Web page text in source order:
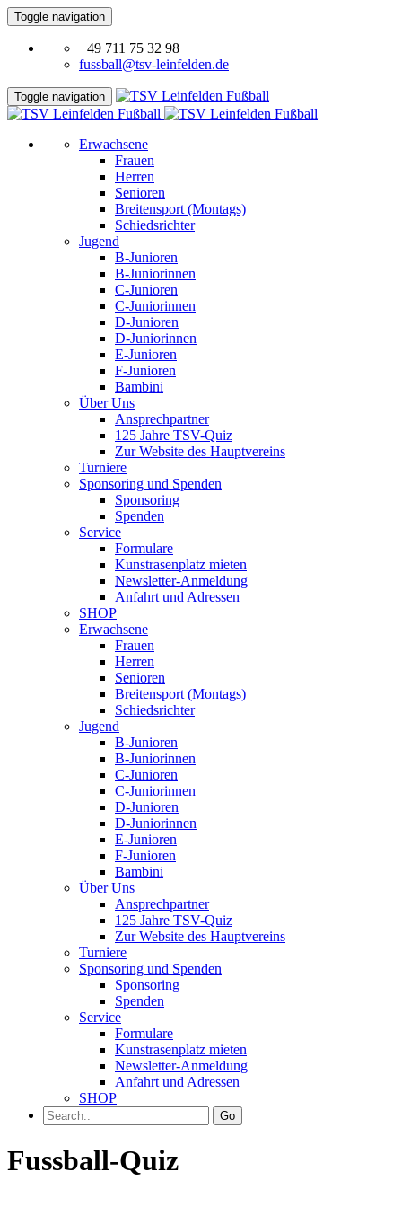
Toggle navigation
+49 711 75 32 98
fussball@tsv-leinfelden.de
Toggle navigation
Erwachsene
Frauen
Herren
Senioren
Breitensport (Montags)
Schiedsrichter
Jugend
B-Junioren
B-Juniorinnen
C-Junioren
C-Juniorinnen
D-Junioren
D-Juniorinnen
E-Junioren
F-Junioren
Bambini
Über Uns
Ansprechpartner
125 Jahre TSV-Quiz
Zur Website des Hauptvereins
Turniere
Sponsoring und Spenden
Sponsoring
Spenden
Service
Formulare
Kunstrasenplatz mieten
Newsletter-Anmeldung
Anfahrt und Adressen
SHOP
Erwachsene
Frauen
Herren
Senioren
Breitensport (Montags)
Schiedsrichter
Jugend
B-Junioren
B-Juniorinnen
C-Junioren
C-Juniorinnen
D-Junioren
D-Juniorinnen
E-Junioren
F-Junioren
Bambini
Über Uns
Ansprechpartner
125 Jahre TSV-Quiz
Zur Website des Hauptvereins
Turniere
Sponsoring und Spenden
Sponsoring
Spenden
Service
Formulare
Kunstrasenplatz mieten
Newsletter-Anmeldung
Anfahrt und Adressen
SHOP
Go
Fussball-Quiz